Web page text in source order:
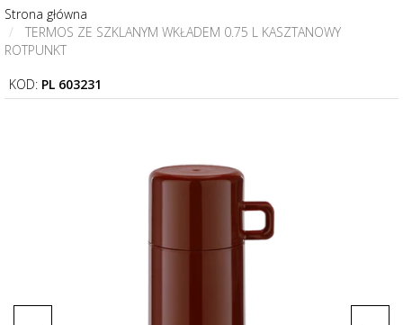
Strona główna
TERMOS ZE SZKLANYM WKŁADEM 0.75 L KASZTANOWY
ROTPUNKT
KOD: PL 603231